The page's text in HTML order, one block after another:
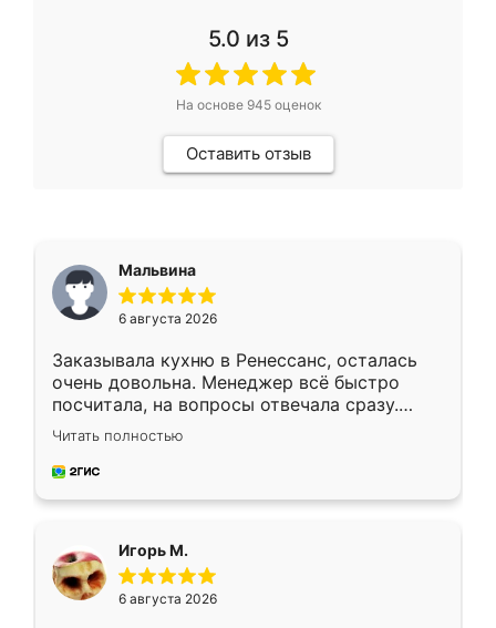
5.0 из 5
На основе 945оценок
Оставить отзыв
Мальвина
6 августа 2026
Заказывала кухню в Ренессанс, осталась
очень довольна. Менеджер всё быстро
посчитала, на вопросы отвечала сразу.
Замерщик приехал в субботу, подошёл к
делу со всей ответственностью. Собрали
за день, ребята работали аккуратно, даже
Читать полностью
Игорь М.
6 августа 2026